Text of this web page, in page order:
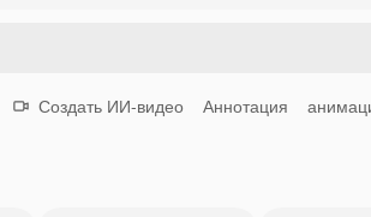
Создать ИИ-видео Аннотация